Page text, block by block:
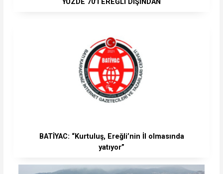
YÜZDE 70’İ EREĞLİ DIŞINDAN
BATİYAC: “Kurtuluş, Ereğli’nin İl olmasında
yatıyor”